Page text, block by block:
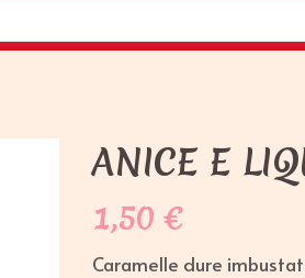
ANICE E
1,50€
Caramelle dure